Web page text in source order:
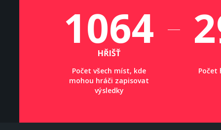
1064
HŘIŠŤ
Počet všech míst, kde
mohou hráči zapisovat
výsledky
Počet